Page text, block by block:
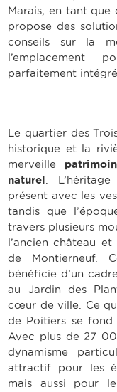
Marais, en tant que
propose des
conseils sur la
l’emplacement
parfaitement
Le quartier des
historique et la
merveille
naturel .
présent avec les
tandis que
travers plusieurs
l’ancien château
de Montierneuf.
bénéficie d’un
au Jardin des
cœur de ville. Ce
de Poitiers se fond
Avec plus de 27
dynamisme
attractif pour les
mais aussi pour